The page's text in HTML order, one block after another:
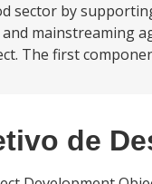
sector by
mainstreaming
The first
de